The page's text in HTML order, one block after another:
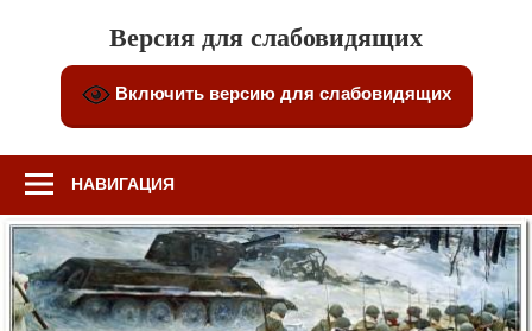
Версия для слабовидящих
Включить версию для слабовидящих
НАВИГАЦИЯ